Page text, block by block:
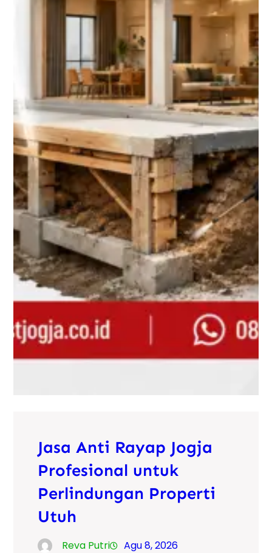
Jasa Anti Rayap Jogja
Profesional untuk
Perlindungan Properti
Utuh
Reva Putri Agu 8, 2026